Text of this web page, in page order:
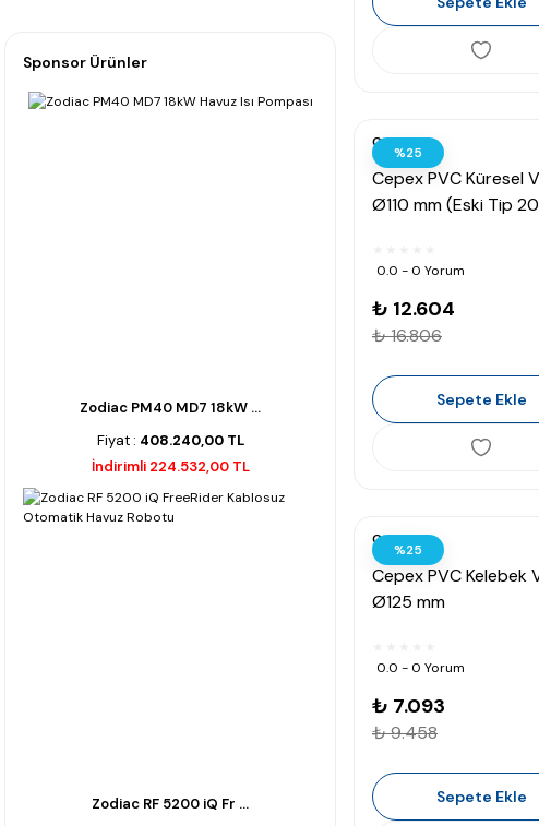
Sponsor Ürünler
Zodiac PM40 MD7 18kW ...
Fiyat : 408.240,00 TL
İndirimli 224.532,00 TL
Zodiac RF 5200 iQ Fr ...
%25
Cepex
Cepex PVC Küresel
Ø110 mm (Eski Tip
0.0 - 0 Yorum
₺ 12.604
₺ 16.806
Sepete Ekle
%25
Cepex
Cepex PVC Kelebek
Ø125 mm
0.0 - 0 Yorum
₺ 7.093
₺ 9.458
Sepete Ekle